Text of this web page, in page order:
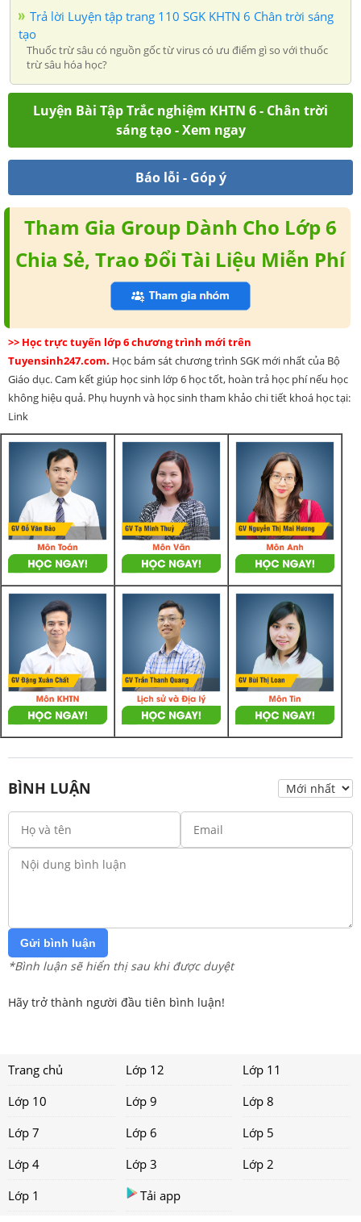
Trả lời Luyện tập trang 110 SGK KHTN 6 Chân trời sáng
tạo
Thuốc trừ sâu có nguồn gốc từ virus có ưu điểm gì so với thuốc
trừ sâu hóa học?
Luyện Bài Tập Trắc nghiệm KHTN 6 - Chân trời
sáng tạo - Xem ngay
Báo lỗi - Góp ý
Tham Gia Group Dành Cho Lớp 6
Chia Sẻ, Trao Đổi Tài Liệu Miễn Phí
>> Học trực tuyến lớp 6 chương trình mới trên
Tuyensinh247.com. Học bám sát chương trình SGK mới nhất của Bộ
Giáo dục. Cam kết giúp học sinh lớp 6 học tốt, hoàn trả học phí nếu học
không hiệu quả. Phụ huynh và học sinh tham khảo chi tiết khoá học tại:
Link
BÌNH LUẬN
Gửi bình luận
*Bình luận sẽ hiển thị sau khi được duyệt
Hãy trở thành người đầu tiên bình luận!
Trang chủ Lớp 12
Lớp 11
Lớp 10
Lớp 9
Lớp 8
Lớp 7
Lớp 6
Lớp 5
Lớp 4
Lớp 3
Lớp 2
Lớp 1
Tải app